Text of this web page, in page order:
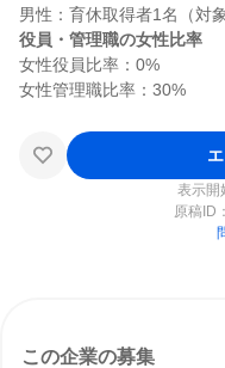
役員・管理職の女性比率
女性役員比率：0%
表示開
原稿ID：
この企業の募集